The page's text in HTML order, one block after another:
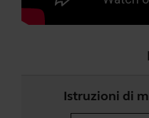
Istruzioni di